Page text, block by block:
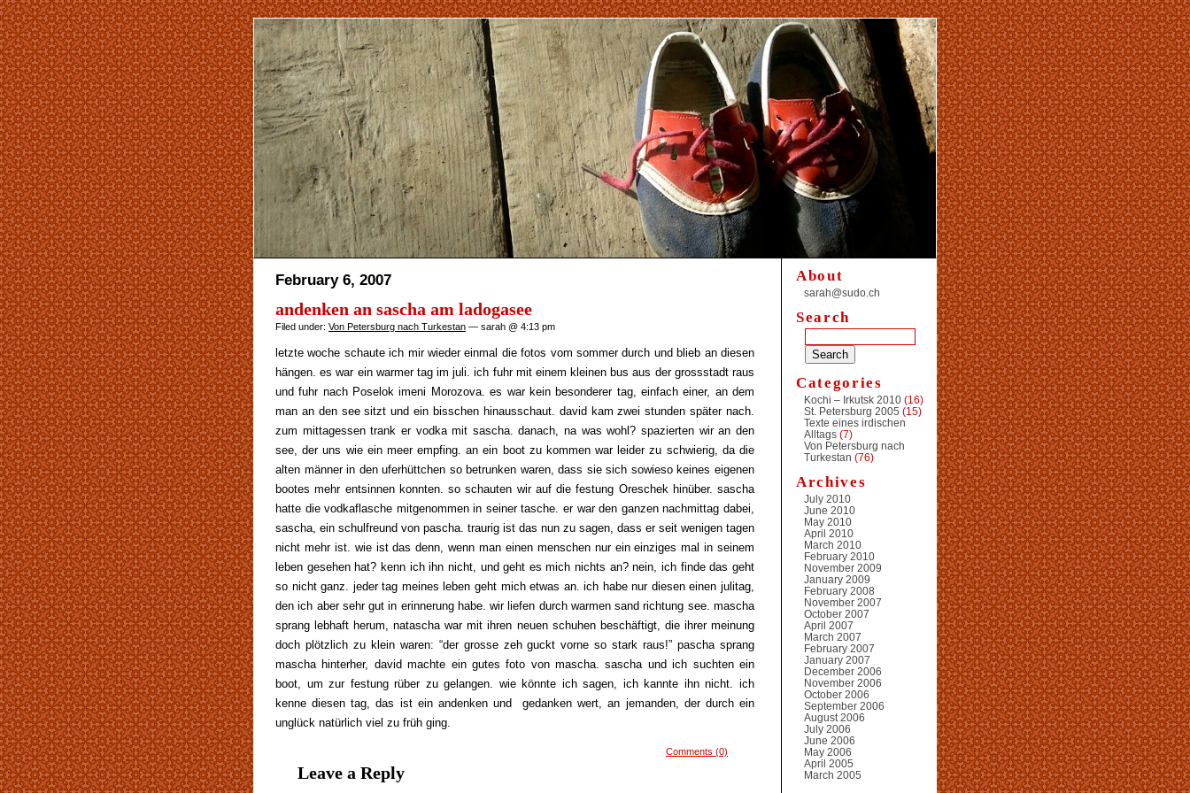
February 6, 2007
andenken an sascha am ladogasee
Filed under: Von Petersburg nach Turkestan — sarah @ 4:13 pm
letzte woche schaute ich mir wieder einmal die fotos vom sommer durch und blieb an diesen
hängen. es war ein warmer tag im juli. ich fuhr mit einem kleinen bus aus der grossstadt raus
und fuhr nach Poselok imeni Morozova. es war kein besonderer tag, einfach einer, an dem
man an den see sitzt und ein bisschen hinausschaut. david kam zwei stunden später nach.
zum mittagessen trank er vodka mit sascha. danach, na was wohl? spazierten wir an den
see, der uns wie ein meer empfing. an ein boot zu kommen war leider zu schwierig, da die
alten männer in den uferhüttchen so betrunken waren, dass sie sich sowieso keines eigenen
bootes mehr entsinnen konnten. so schauten wir auf die festung Oreschek hinüber. sascha
hatte die vodkaflasche mitgenommen in seiner tasche. er war den ganzen nachmittag dabei,
sascha, ein schulfreund von pascha. traurig ist das nun zu sagen, dass er seit wenigen tagen
nicht mehr ist. wie ist das denn, wenn man einen menschen nur ein einziges mal in seinem
leben gesehen hat? kenn ich ihn nicht, und geht es mich nichts an? nein, ich finde das geht
so nicht ganz. jeder tag meines leben geht mich etwas an. ich habe nur diesen einen julitag,
den ich aber sehr gut in erinnerung habe. wir liefen durch warmen sand richtung see. mascha
sprang lebhaft herum, natascha war mit ihren neuen schuhen beschäftigt, die ihrer meinung
doch plötzlich zu klein waren: “der grosse zeh guckt vorne so stark raus!” pascha sprang
mascha hinterher, david machte ein gutes foto von mascha. sascha und ich suchten ein
boot, um zur festung rüber zu gelangen. wie könnte ich sagen, ich kannte ihn nicht. ich
kenne diesen tag, das ist ein andenken und gedanken wert, an jemanden, der durch ein
unglück natürlich viel zu früh ging.
Comments (0)
Leave a Reply
About
sarah@sudo.ch
Search
Categories
Kochi – Irkutsk 2010 (16)
St. Petersburg 2005 (15)
Texte eines irdischen
Alltags (7)
Von Petersburg nach
Turkestan (76)
Archives
July 2010
June 2010
May 2010
April 2010
March 2010
February 2010
November 2009
January 2009
February 2008
November 2007
October 2007
April 2007
March 2007
February 2007
January 2007
December 2006
November 2006
October 2006
September 2006
August 2006
July 2006
June 2006
May 2006
April 2005
March 2005